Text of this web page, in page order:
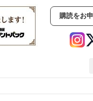
購読をお
イベント